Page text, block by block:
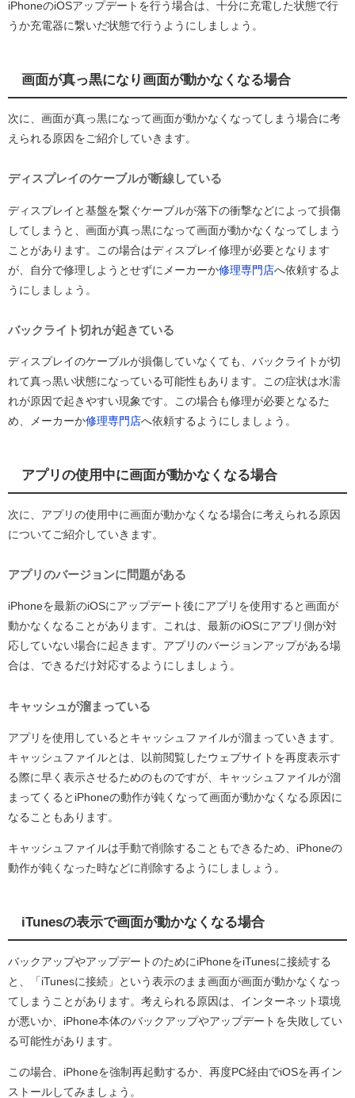
iPhoneのiOSアップデートを行う場合は、十分に充電した状態で行
うか充電器に繋いだ状態で行うようにしましょう。
画面が真っ黒になり画面が動かなくなる場合
次に、画面が真っ黒になって画面が動かなくなってしまう場合に考
えられる原因をご紹介していきます。
ディスプレイのケーブルが断線している
ディスプレイと基盤を繋ぐケーブルが落下の衝撃などによって損傷
してしまうと、画面が真っ黒になって画面が動かなくなってしまう
ことがあります。この場合はディスプレイ修理が必要となります
が、自分で修理しようとせずにメーカーか修理専門店へ依頼するよ
うにしましょう。
バックライト切れが起きている
ディスプレイのケーブルが損傷していなくても、バックライトが切
れて真っ黒い状態になっている可能性もあります。この症状は水濡
れが原因で起きやすい現象です。この場合も修理が必要となるた
め、メーカーか修理専門店へ依頼するようにしましょう。
アプリの使用中に画面が動かなくなる場合
次に、アプリの使用中に画面が動かなくなる場合に考えられる原因
についてご紹介していきます。
アプリのバージョンに問題がある
iPhoneを最新のiOSにアップデート後にアプリを使用すると画面が
動かなくなることがあります。これは、最新のiOSにアプリ側が対
応していない場合に起きます。アプリのバージョンアップがある場
合は、できるだけ対応するようにしましょう。
キャッシュが溜まっている
アプリを使用しているとキャッシュファイルが溜まっていきます。
キャッシュファイルとは、以前閲覧したウェブサイトを再度表示す
る際に早く表示させるためのものですが、キャッシュファイルが溜
まってくるとiPhoneの動作が鈍くなって画面が動かなくなる原因に
なることもあります。
キャッシュファイルは手動で削除することもできるため、iPhoneの
動作が鈍くなった時などに削除するようにしましょう。
iTunesの表示で画面が動かなくなる場合
バックアップやアップデートのためにiPhoneをiTunesに接続する
と、「iTunesに接続」という表示のまま画面が画面が動かなくなっ
てしまうことがあります。考えられる原因は、インターネット環境
が悪いか、iPhone本体のバックアップやアップデートを失敗してい
る可能性があります。
この場合、iPhoneを強制再起動するか、再度PC経由でiOSを再イン
ストールしてみましょう。